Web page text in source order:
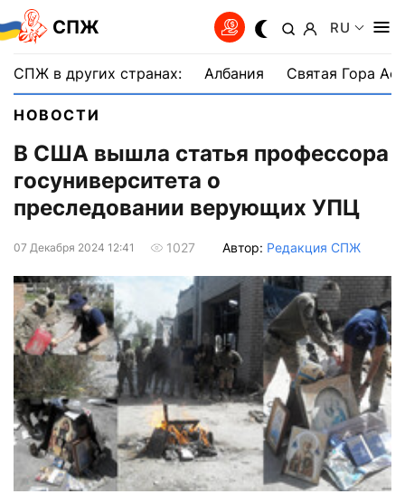
СПЖ RU
СПЖ в других странах: Албания Святая Гора
НОВОСТИ
В США вышла статья профессора
госуниверситета о
преследовании верующих УПЦ
07 Декабря 2024 12:41 1027 Автор: Редакция СПЖ